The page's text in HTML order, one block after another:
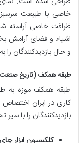
خاصی با طبیعت
ظرافت خاصی آراسته
اشیاء و فضای
و حال بازدیدکنندگان را
طبقه همکف (تاریخ
طبقه همکف موزه به
کاری در ایران
بازدیدکنندگان را با